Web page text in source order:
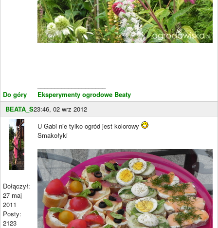
Do góry
Eksperymenty ogrodowe Beaty
BEATA_S23:46, 02 wrz 2012
Dołączył:
27 maj
2011
Posty:
2123
U Gabi nie tylko ogród jest kolorowy
Smakołyki